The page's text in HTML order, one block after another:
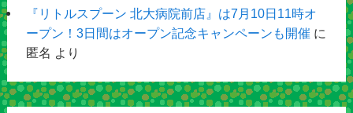
『リトルスプーン 北大病院前店』は7月10日11時オ
ープン！3日間はオープン記念キャンペーンも開催 に
匿名 より